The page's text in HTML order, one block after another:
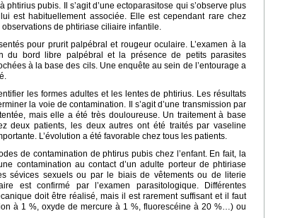
pubis. Il s’agit d’une ectoparasitose qui s’observe plus
est habituellement associée. Elle est cependant rare chez
observations de phtiriase ciliaire infantile.
pour prurit palpébral et rougeur oculaire. L’examen à la
du bord libre palpébral et la présence de petits parasites
à la base des cils. Une enquête au sein de l’entourage a
les formes adultes et les lentes de phtirius. Les résultats
la voie de contamination. Il s’agit d’une transmission par
mais elle a été très douloureuse. Un traitement à base
deux patients, les deux autres ont été traités par vaseline
L’évolution a été favorable chez tous les patients.
de contamination de phtirus pubis chez l’enfant. En fait, la
contamination au contact d’un adulte porteur de phtiriase
sévices sexuels ou par le biais de vêtements ou de literie
est confirmé par l’examen parasitologique. Différentes
doit être réalisé, mais il est rarement suffisant et il faut
à 1 %, oxyde de mercure à 1 %, fluorescéine à 20 %…) ou